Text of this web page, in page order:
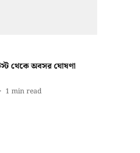
থেকে অবসর ঘোষণা
1 min read